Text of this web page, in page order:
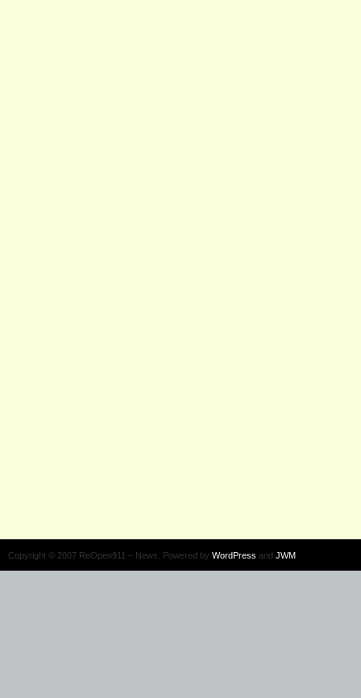
Copyright © 2007 ReOpen911 – News. Powered by WordPress and JWM